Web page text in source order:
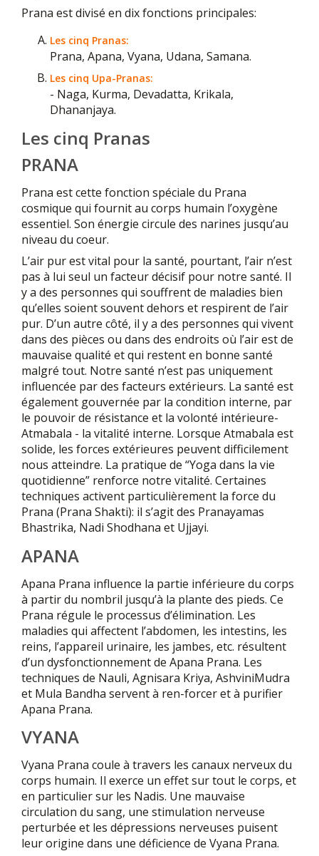
Prana est divisé en dix fonctions principales:
Les cinq Pranas:
Prana, Apana, Vyana, Udana, Samana.
Les cinq Upa-Pranas:
- Naga, Kurma, Devadatta, Krikala,
Dhananjaya.
Les cinq Pranas
PRANA
Prana est cette fonction spéciale du Prana
cosmique qui fournit au corps humain l’oxygène
essentiel. Son énergie circule des narines jusqu’au
niveau du coeur.
L’air pur est vital pour la santé, pourtant, l’air n’est
pas à lui seul un facteur décisif pour notre santé. Il
y a des personnes qui souffrent de maladies bien
qu’elles soient souvent dehors et respirent de l’air
pur. D’un autre côté, il y a des personnes qui vivent
dans des pièces ou dans des endroits où l’air est de
mauvaise qualité et qui restent en bonne santé
malgré tout. Notre santé n’est pas uniquement
influencée par des facteurs extérieurs. La santé est
également gouvernée par la condition interne, par
le pouvoir de résistance et la volonté intérieure-
Atmabala - la vitalité interne. Lorsque Atmabala est
solide, les forces extérieures peuvent difficilement
nous atteindre. La pratique de “Yoga dans la vie
quotidienne” renforce notre vitalité. Certaines
techniques activent particulièrement la force du
Prana (Prana Shakti): il s’agit des Pranayamas
Bhastrika, Nadi Shodhana et Ujjayi.
APANA
Apana Prana influence la partie inférieure du corps
à partir du nombril jusqu’à la plante des pieds. Ce
Prana régule le processus d’élimination. Les
maladies qui affectent l’abdomen, les intestins, les
reins, l’appareil urinaire, les jambes, etc. résultent
d’un dysfonctionnement de Apana Prana. Les
techniques de Nauli, Agnisara Kriya, AshviniMudra
et Mula Bandha servent à ren-forcer et à purifier
Apana Prana.
VYANA
Vyana Prana coule à travers les canaux nerveux du
corps humain. Il exerce un effet sur tout le corps, et
en particulier sur les Nadis. Une mauvaise
circulation du sang, une stimulation nerveuse
perturbée et les dépressions nerveuses puisent
leur origine dans une déficience de Vyana Prana.